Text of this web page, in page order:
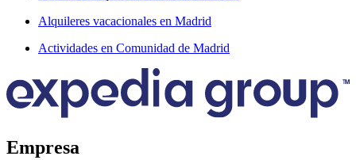
Alquileres vacacionales en Madrid
Actividades en Comunidad de Madrid
Empresa